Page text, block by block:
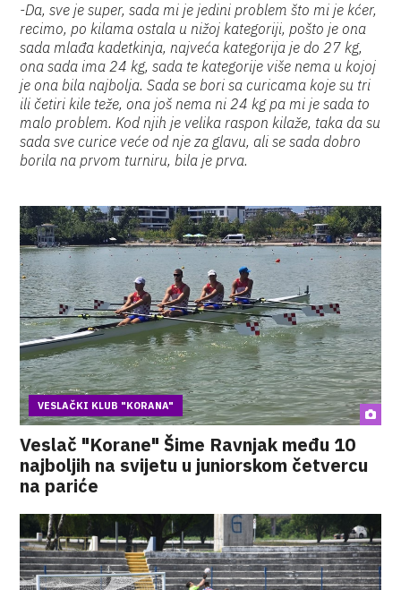
-Da, sve je super, sada mi je jedini problem što mi je kćer,
recimo, po kilama ostala u nižoj kategoriji, pošto je ona
sada mlađa kadetkinja, najveća kategorija je do 27 kg,
ona sada ima 24 kg, sada te kategorije više nema u kojoj
je ona bila najbolja. Sada se bori sa curicama koje su tri
ili četiri kile teže, ona još nema ni 24 kg pa mi je sada to
malo problem. Kod njih je velika raspon kilaže, taka da su
sada sve curice veće od nje za glavu, ali se sada dobro
borila na prvom turniru, bila je prva.
VESLAČKI KLUB "KORANA"
Veslač "Korane" Šime Ravnjak među 10
najboljih na svijetu u juniorskom četvercu
na pariće